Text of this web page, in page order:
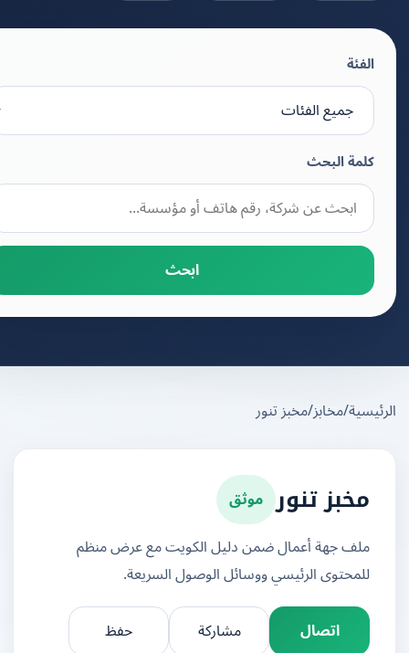
كلمة البحث
ابحث
/مخابز/مخبز تنور
مخبز تنور موثق
ملف جهة أعمال ضمن دليل الكويت مع عرض منظم
للمحتوى الرئيسي ووسائل الوصول السريعة.
اتصال
مشاركة